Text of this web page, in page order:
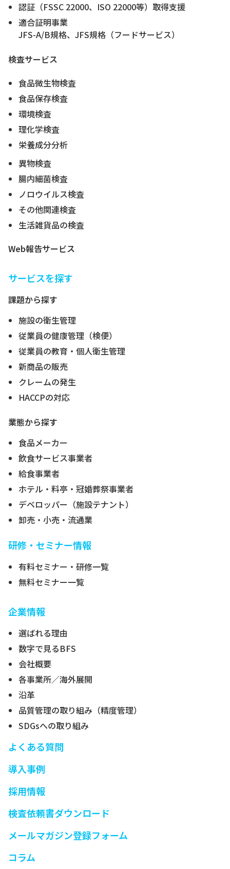
認証（FSSC 22000、ISO 22000等）取得支援
適合証明事業
JFS-A/B規格、JFS規格（フードサービス）
検査サービス
食品微生物検査
食品保存検査
環境検査
理化学検査
栄養成分分析
異物検査
腸内細菌検査
ノロウイルス検査
その他関連検査
生活雑貨品の検査
Web報告サービス
サービスを探す
課題から探す
施設の衛生管理
従業員の健康管理（検便）
従業員の教育・個人衛生管理
新商品の販売
クレームの発生
HACCPの対応
業態から探す
食品メーカー
飲食サービス事業者
給食事業者
ホテル・料亭・冠婚葬祭事業者
デベロッパー（施設テナント）
卸売・小売・流通業
研修・セミナー情報
有料セミナー・研修一覧
無料セミナー一覧
企業情報
選ばれる理由
数字で見るBFS
会社概要
各事業所／海外展開
沿革
品質管理の取り組み（精度管理）
SDGsへの取り組み
よくある質問
導入事例
採用情報
検査依頼書ダウンロード
メールマガジン登録フォーム
コラム